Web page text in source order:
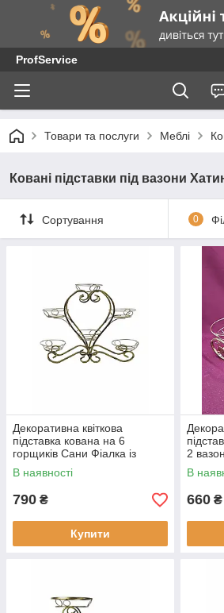
ProfService
Товари та послуги Меблі
Ковані підставки під вазони
Сортування 0
Декоративна квіткова
підставка кована на 6
горщиків Сани Фіалка із
патиною, дно горщика d-11
см, Хатинка
В наявності
790 ₴
Купити
2
Хатинка
В
660 ₴